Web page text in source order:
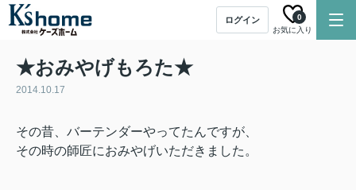
ログイン
お気に入り
0
★おみやげもろた★
2014.10.17
その昔、バーテンダーやってたんですが、
その時の師匠におみやげいただきました。